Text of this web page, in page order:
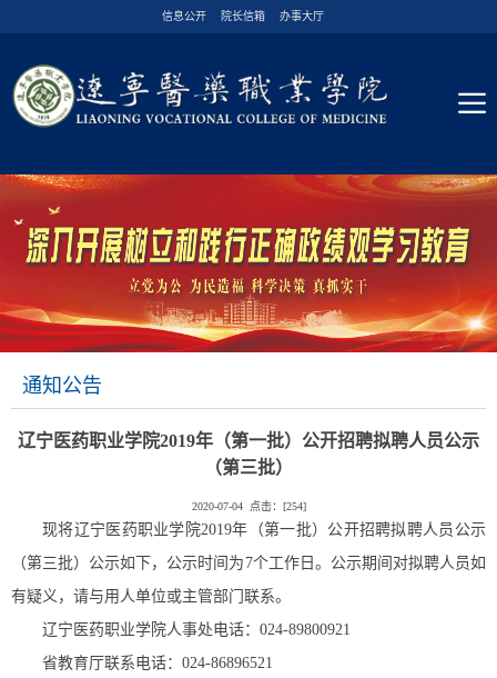
信息公开 院长信箱 办事大厅
通知公告
辽宁医药职业学院2019年（第一批）公开招聘拟聘人员公示
（第三批）
2020-07-04 点击：[254]
现将辽宁医药职业学院2019年（第一批）公开招聘拟聘人员公示
（第三批）公示如下，公示时间为7个工作日。公示期间对拟聘人员如
有疑义，请与用人单位或主管部门联系。
辽宁医药职业学院人事处电话：024-89800921
省教育厅联系电话：024-86896521